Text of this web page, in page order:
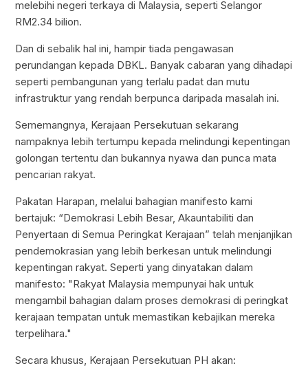
melebihi negeri terkaya di Malaysia, seperti Selangor
RM2.34 bilion.
Dan di sebalik hal ini, hampir tiada pengawasan
perundangan kepada DBKL. Banyak cabaran yang dihadapi
seperti pembangunan yang terlalu padat dan mutu
infrastruktur yang rendah berpunca daripada masalah ini.
Sememangnya, Kerajaan Persekutuan sekarang
nampaknya lebih tertumpu kepada melindungi kepentingan
golongan tertentu dan bukannya nyawa dan punca mata
pencarian rakyat.
Pakatan Harapan, melalui bahagian manifesto kami
bertajuk: “Demokrasi Lebih Besar, Akauntabiliti dan
Penyertaan di Semua Peringkat Kerajaan” telah menjanjikan
pendemokrasian yang lebih berkesan untuk melindungi
kepentingan rakyat. Seperti yang dinyatakan dalam
manifesto: "Rakyat Malaysia mempunyai hak untuk
mengambil bahagian dalam proses demokrasi di peringkat
kerajaan tempatan untuk memastikan kebajikan mereka
terpelihara."
Secara khusus, Kerajaan Persekutuan PH akan: